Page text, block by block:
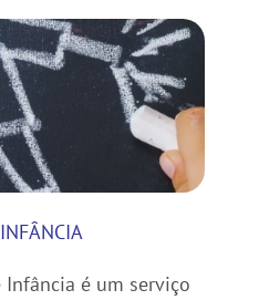
Infância é um serviço